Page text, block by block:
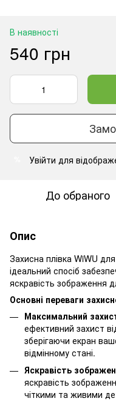
В наявності
540 грн
Увійти для
До обраного
Опис
Захисна плівка WiWU
ідеальний спосіб
яскравість зображення
Основні переваги
Максимальний
ефективний захист
зберігаючи екран
відмінному стані.
Яскравість
яскравість
чіткими та живими